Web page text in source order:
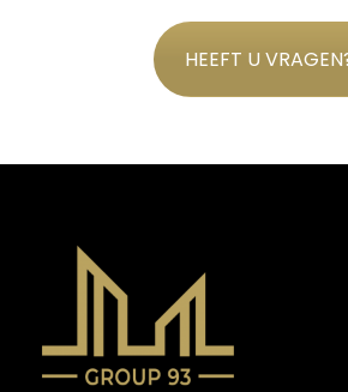
HEEFT U